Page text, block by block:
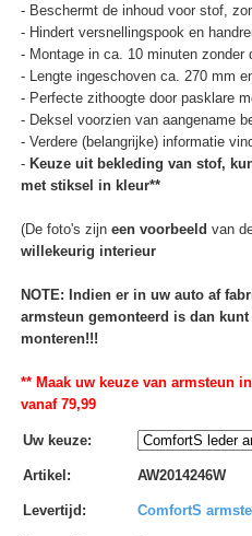
- Beschermt de inhoud voor stof,
- Hindert versnellingspook en
- Montage in ca. 10 minuten zonder
- Lengte ingeschoven ca. 270 mm
- Perfecte zithoogte door pasklare
- Deksel voorzien van aangename
- Verdere (belangrijke) informatie
- Keuze uit bekleding van stof,
met stiksel in kleur**
(De foto's zijn een voorbeeld van
willekeurig interieur
NOTE: Indien er in uw auto af
armsteun gemonteerd is dan
monteren!!!
** Maak uw keuze van armsteun
vanaf 79,99
Uw keuze:
Artikel : AW2014246W
Levertijd : ComfortS